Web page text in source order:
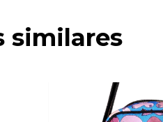
similares